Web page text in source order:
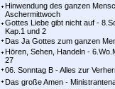
Hinwendung des ganzen
Aschermittwoch
Gottes Liebe gibt nicht auf -
Kap.1 und 2
Das Ja Gottes zum ganzen
Hören, Sehen, Handeln -
27
06. Sonntag B - Alles zur
Das große Amen -